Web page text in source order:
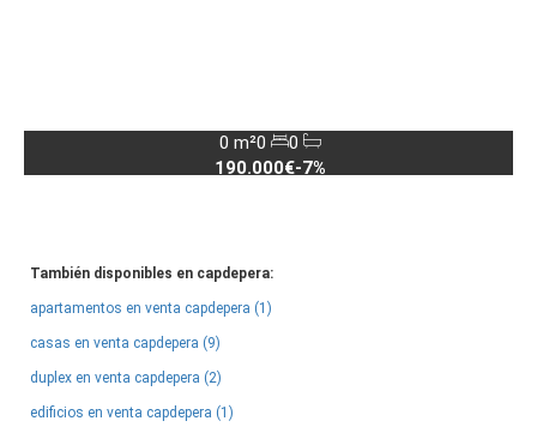
0 m²0
0
190.000€-7%
También disponibles en capdepera:
apartamentos en venta capdepera (1)
casas en venta capdepera (9)
duplex en venta capdepera (2)
edificios en venta capdepera (1)